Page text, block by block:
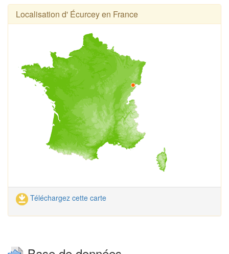
Localisation d' Écurcey en France
Téléchargez cette carte